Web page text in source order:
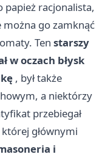
papież racjonalista,
go zamknąć
Ten starszy
w oczach błysk
, był także
a niektórzy
przebiegał
której głównymi
i